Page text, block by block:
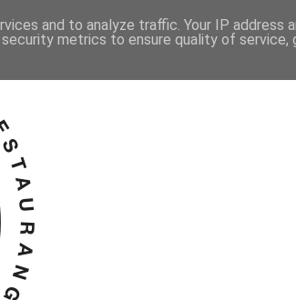
and to analyze traffic. Your IP address
metrics to ensure quality of service,